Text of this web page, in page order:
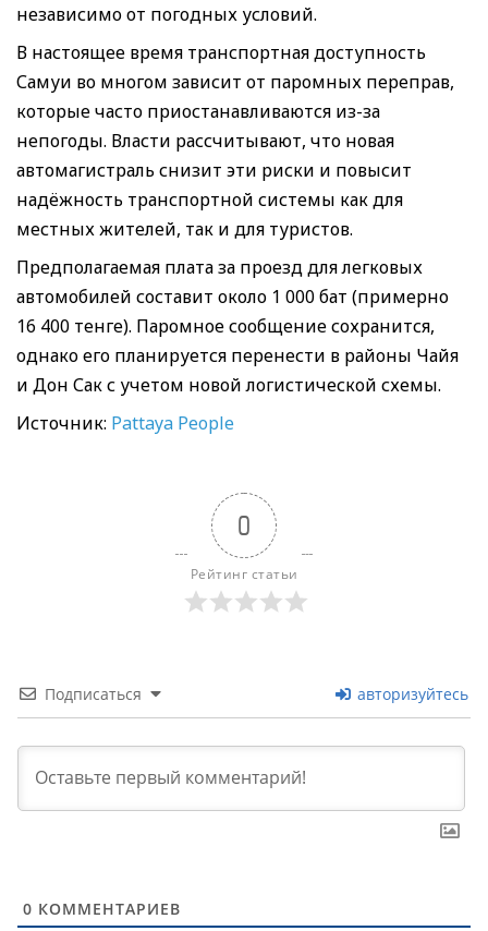
независимо от погодных условий.
В настоящее время транспортная доступность
Самуи во многом зависит от паромных переправ,
которые часто приостанавливаются из-за
непогоды. Власти рассчитывают, что новая
автомагистраль снизит эти риски и повысит
надёжность транспортной системы как для
местных жителей, так и для туристов.
Предполагаемая плата за проезд для легковых
автомобилей составит около 1 000 бат (примерно
16 400 тенге). Паромное сообщение сохранится,
однако его планируется перенести в районы Чайя
и Дон Сак с учетом новой логистической схемы.
Источник: Pattaya People
0
Рейтинг статьи
Подписаться авторизуйтесь
0 КОММЕНТАРИЕВ